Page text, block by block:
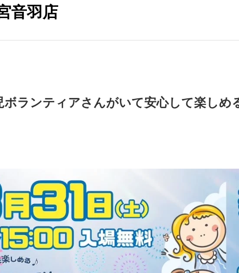
音羽店
ボランティアさんがいて安心して楽しめ